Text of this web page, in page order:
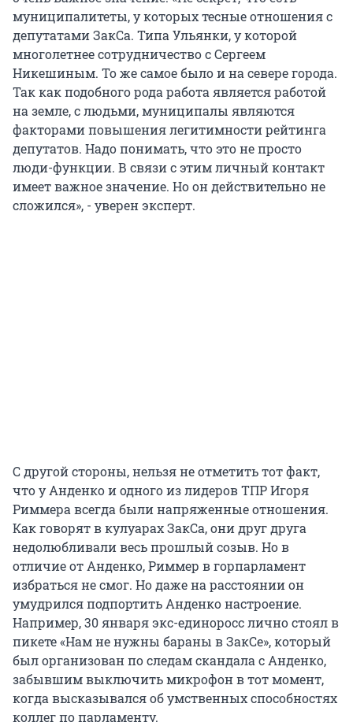
муниципалитеты, у которых тесные отношения с
депутатами ЗакСа. Типа Ульянки, у которой
многолетнее сотрудничество с Сергеем
Никешиным. То же самое было и на севере города.
Так как подобного рода работа является работой
на земле, с людьми, муниципалы являются
факторами повышения легитимности рейтинга
депутатов. Надо понимать, что это не просто
люди-функции. В связи с этим личный контакт
имеет важное значение. Но он действительно не
сложился», - уверен эксперт.
С другой стороны, нельзя не отметить тот факт,
что у Анденко и одного из лидеров ТПР Игоря
Риммера всегда были напряженные отношения.
Как говорят в кулуарах ЗакСа, они друг друга
недолюбливали весь прошлый созыв. Но в
отличие от Анденко, Риммер в горпарламент
избраться не смог. Но даже на расстоянии он
умудрился подпортить Анденко настроение.
Например, 30 января экс-единоросс лично стоял в
пикете «Нам не нужны бараны в ЗакСе», который
был организован по следам скандала с Анденко,
забывшим выключить микрофон в тот момент,
когда высказывался об умственных способностях
коллег по парламенту.